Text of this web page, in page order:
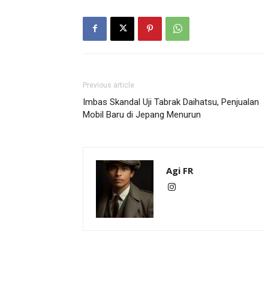
Previous article
Imbas Skandal Uji Tabrak Daihatsu, Penjualan
Mobil Baru di Jepang Menurun
Agi FR